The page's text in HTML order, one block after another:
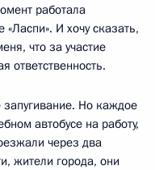
работала
И хочу сказать,
что за участие
ответственность.
запугивание. Но каждое
автобусе на работу,
через два
жители города, они